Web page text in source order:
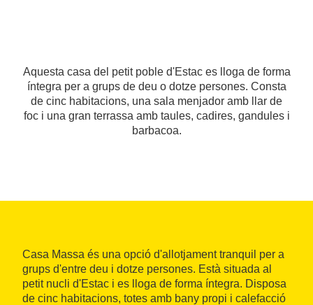
Aquesta casa del petit poble d'Estac es lloga de forma
íntegra per a grups de deu o dotze persones. Consta
de cinc habitacions, una sala menjador amb llar de
foc i una gran terrassa amb taules, cadires, gandules i
barbacoa.
Casa Massa és una opció d'allotjament tranquil per a
grups d'entre deu i dotze persones. Està situada al
petit nucli d'Estac i es lloga de forma íntegra. Disposa
de cinc habitacions, totes amb bany propi i calefacció